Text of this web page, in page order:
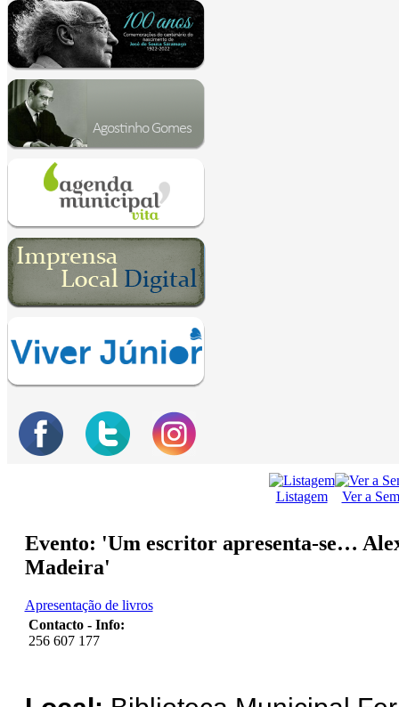
Listagem Ver a
Evento: 'Um escritor apresenta-se…
Madeira'
Apresentação de livros
Contacto - Info:
256 607 177